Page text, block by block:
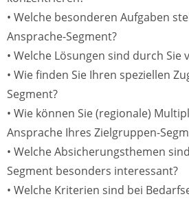
• Welche besonderen Aufgaben
Ansprache-Segment?
• Welche Lösungen sind durch Sie
• Wie finden Sie Ihren speziellen
Segment?
• Wie können Sie (regionale)
Ansprache Ihres Zielgruppen-
• Welche Absicherungsthemen
Segment besonders interessant?
• Welche Kriterien sind bei